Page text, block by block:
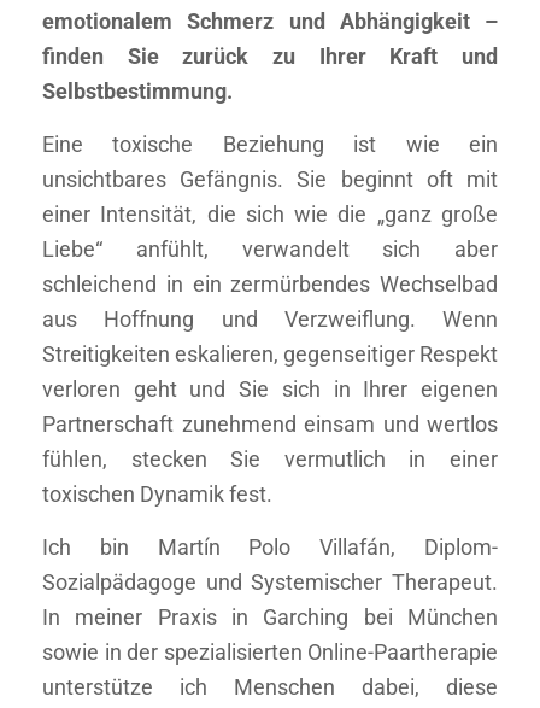
emotionalem Schmerz und Abhängigkeit –
finden Sie zurück zu Ihrer Kraft und
Selbstbestimmung.
Eine toxische Beziehung ist wie ein
unsichtbares Gefängnis. Sie beginnt oft mit
einer Intensität, die sich wie die „ganz große
Liebe“ anfühlt, verwandelt sich aber
schleichend in ein zermürbendes Wechselbad
aus Hoffnung und Verzweiflung. Wenn
Streitigkeiten eskalieren, gegenseitiger Respekt
verloren geht und Sie sich in Ihrer eigenen
Partnerschaft zunehmend einsam und wertlos
fühlen, stecken Sie vermutlich in einer
toxischen Dynamik fest.
Ich bin Martín Polo Villafán, Diplom-
Sozialpädagoge und Systemischer Therapeut.
In meiner Praxis in Garching bei München
sowie in der spezialisierten Online-Paartherapie
unterstütze ich Menschen dabei, diese